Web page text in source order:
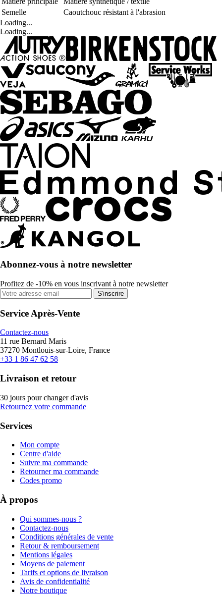
Semelle
Caoutchouc résistant à l'abrasion
Loading...
Loading...
Abonnez-vous à notre newsletter
Profitez de -10% en vous inscrivant à notre newsletter
S'inscrire
Service Après-Vente
Contactez-nous
11 rue Bernard Maris
37270 Montlouis-sur-Loire, France
+33 1 86 47 62 58
Livraison et retour
30 jours pour changer d'avis
Retournez votre commande
Services
Mon compte
Centre d'aide
Suivre ma commande
Retourner ma commande
Codes promo
À propos
Qui sommes-nous ?
Contactez-nous
Conditions générales de vente
Retour & remboursement
Mentions légales
Moyens de paiement
Tarifs et options de livraison
Avis de confidentialité
Notre boutique